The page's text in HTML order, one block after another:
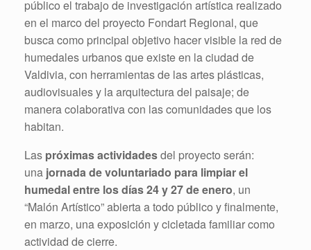
público el trabajo de investigación artística realizado
en el marco del proyecto Fondart Regional, que
busca como principal objetivo hacer visible la red de
humedales urbanos que existe en la ciudad de
Valdivia, con herramientas de las artes plásticas,
audiovisuales y la arquitectura del paisaje; de
manera colaborativa con las comunidades que los
habitan.
Las próximas actividadesdel proyecto serán:
una jornada de voluntariado para limpiar el
humedal entre los días 24 y 27 de enero, un
“Malón Artístico” abierta a todo público y finalmente,
en marzo, una exposición y cicletada familiar como
actividad de cierre.